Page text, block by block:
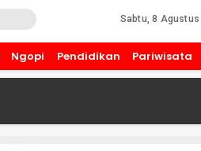
Sabtu, 8 Agustus
Ngopi Pendidikan Pariwisata